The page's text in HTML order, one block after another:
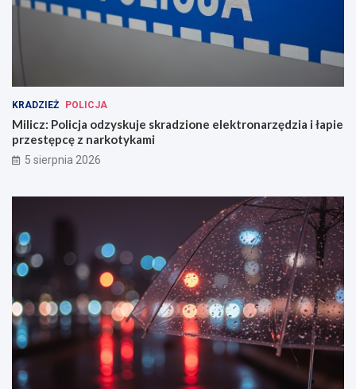
KRADZIEŻ POLICJA
Milicz: Policja odzyskuje skradzione elektronarzędzia i łapie
przestępcę z narkotykami
5 sierpnia 2026